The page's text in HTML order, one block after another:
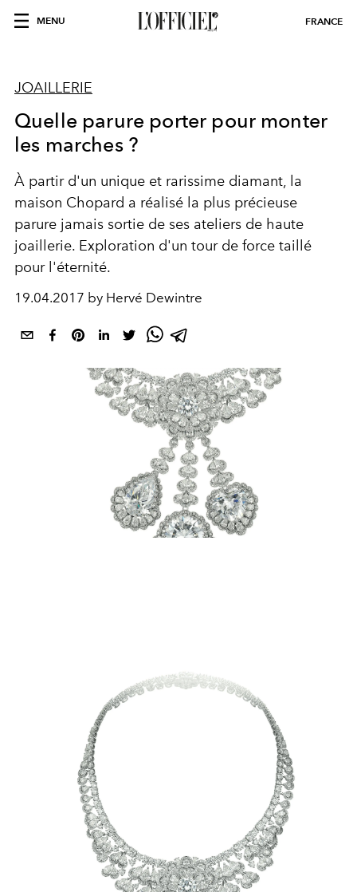
MENU FRANCE
JOAILLERIE
Quelle parure porter pour monter
les marches ?
À partir d'un unique et rarissime diamant, la
maison Chopard a réalisé la plus précieuse
parure jamais sortie de ses ateliers de haute
joaillerie. Exploration d'un tour de force taillé
pour l'éternité.
19.04.2017 by Hervé Dewintre